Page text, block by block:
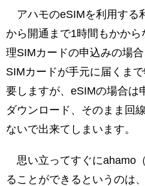
アハモのeSIMを利用する
から開通まで1時間もかか
理SIMカードの申込みの場
SIMカードが手元に届くま
要しますが、eSIMの場合は
ダウンロード、そのまま回
ないで出来てしまいます。
思い立ってすぐにahamo
ることができるというのは